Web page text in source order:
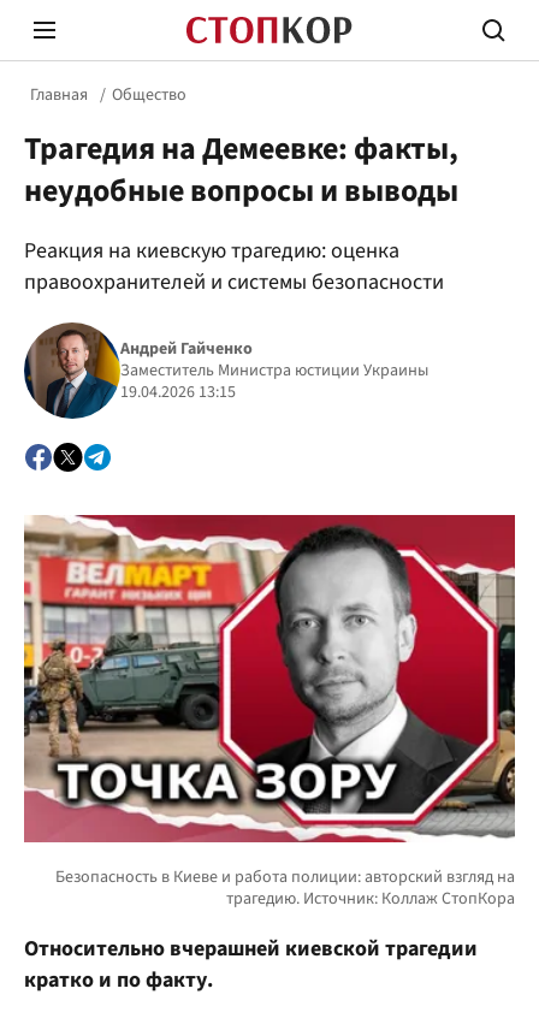
Стоп Политической Коррупции
Политика
Главная Общество
Трагедия на Демеевке: факты,
неудобные вопросы и выводы
Реакция на киевскую трагедию: оценка
правоохранителей и системы безопасности
Андрей Гайченко
Заместитель Министра юстиции Украины
19.04.2026 13:15
Относительно вчерашней киевской трагедии
кратко и по факту.